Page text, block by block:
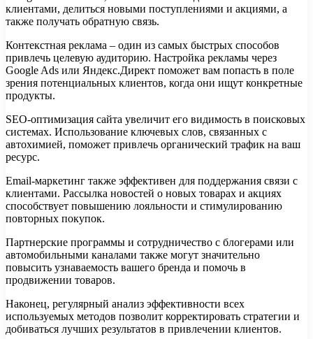
клиентами, делиться новыми поступлениями и акциями, а
также получать обратную связь.
Контекстная реклама – один из самых быстрых способов
привлечь целевую аудиторию. Настройка рекламы через
Google Ads или Яндекс.Директ поможет вам попасть в поле
зрения потенциальных клиентов, когда они ищут конкретные
продукты.
SEO-оптимизация сайта увеличит его видимость в поисковых
системах. Использование ключевых слов, связанных с
автохимией, поможет привлечь органический трафик на ваш
ресурс.
Email-маркетинг также эффективен для поддержания связи с
клиентами. Рассылка новостей о новых товарах и акциях
способствует повышению лояльности и стимулированию
повторных покупок.
Партнерские программы и сотрудничество с блогерами или
автомобильными каналами также могут значительно
повысить узнаваемость вашего бренда и помочь в
продвижении товаров.
Наконец, регулярный анализ эффективности всех
используемых методов позволит корректировать стратегии и
добиваться лучших результатов в привлечении клиентов.